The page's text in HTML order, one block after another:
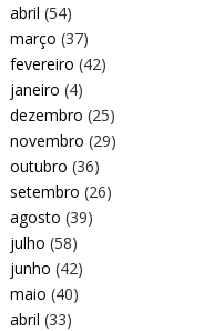
abril (54)
março (37)
fevereiro (42)
janeiro (4)
dezembro (25)
novembro (29)
outubro (36)
setembro (26)
agosto (39)
julho (58)
junho (42)
maio (40)
abril (33)